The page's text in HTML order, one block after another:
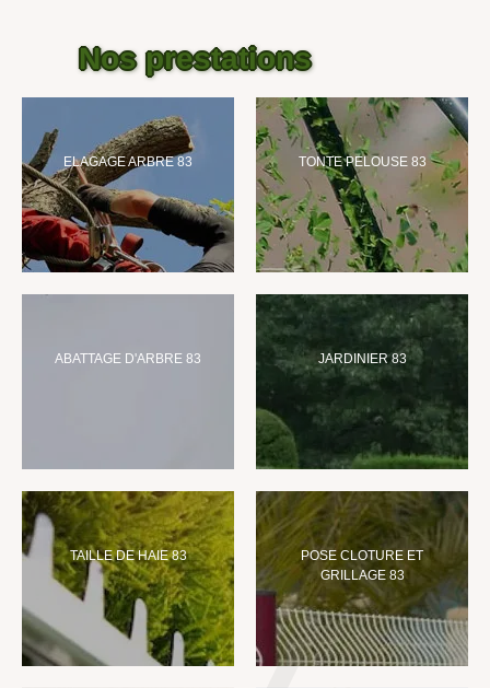
Nos prestations
ELAGAGE ARBRE 83 TONTE PELOUSE 83
ABATTAGE D'ARBRE 83 JARDINIER 83
TAILLE DE HAIE 83
POSE CLOTURE ET
GRILLAGE 83